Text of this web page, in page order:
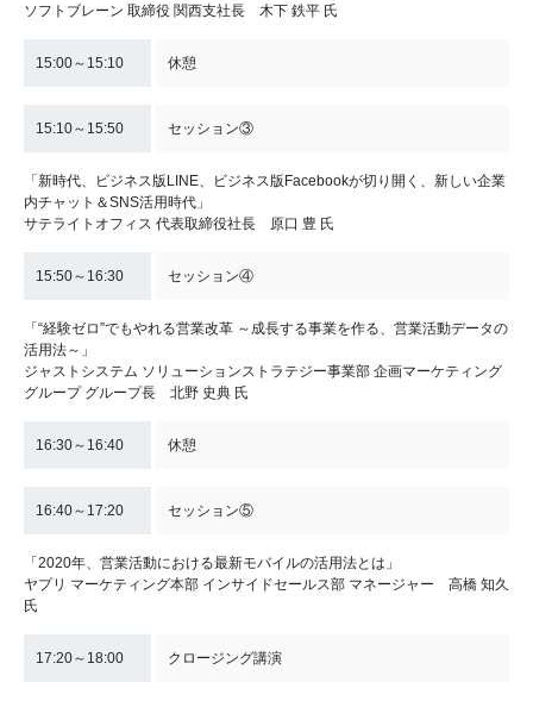
ソフトブレーン 取締役 関西支社長 木下 鉄平 氏
15:00～15:10 休憩
15:10～15:50 セッション③
「新時代、ビジネス版LINE、ビジネス版Facebookが切り開く、新しい企業
内チャット＆SNS活用時代」
サテライトオフィス 代表取締役社長 原口 豊 氏
15:50～16:30 セッション④
「“経験ゼロ”でもやれる営業改革 ～成長する事業を作る、営業活動データの
活用法～」
ジャストシステム ソリューションストラテジー事業部 企画マーケティング
グループ グループ長 北野 史典 氏
16:30～16:40 休憩
16:40～17:20 セッション⑤
「2020年、営業活動における最新モバイルの活用法とは」
ヤプリ マーケティング本部 インサイドセールス部 マネージャー 高橋 知久
氏
17:20～18:00 クロージング講演